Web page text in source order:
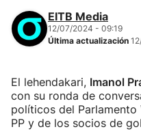
EITB Media
12/07/2024 - 09:19
Última actualización
El lehendakari, Imanol
con su ronda de
políticos del
PP y de los socios de